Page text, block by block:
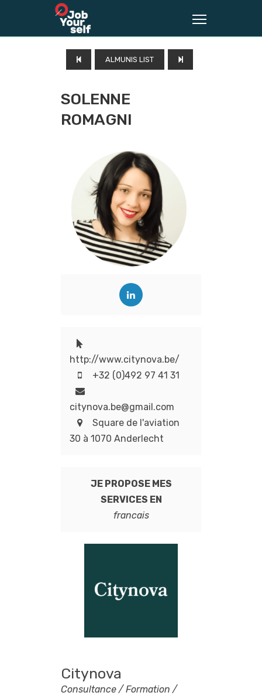
ALMUNIS LIST
SOLENNE
ROMAGNI
http://www.citynova.be/
+32 (0)492 97 41 31
citynova.be@gmail.com
Square de l'aviation
30 à 1070 Anderlecht
JE PROPOSE MES
SERVICES EN
francais
Citynova
Consultance / Formation /